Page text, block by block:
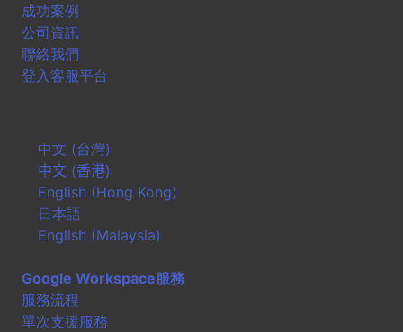
成功案例
公司資訊
聯絡我們
登入客服平台
中文 (台灣)
中文 (香港)
English (Hong Kong)
日本語
English (Malaysia)
Google Workspace服務
服務流程
單次支援服務